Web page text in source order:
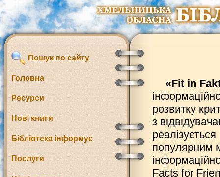
Пошук по сайту
Головна
Ресурси
Нові книги
Бібліотека інформує
Послуги
«Fit in
розвитку
з
популярним
Facts for